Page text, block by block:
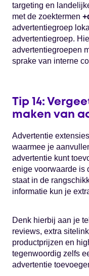
targeting en
met de zoektermen
advertentiegroep
advertentiegroep.
advertentiegroepen
sprake van interne
Tip 14:
maken van
Advertentie
waarmee je
advertentie kunt
enige voorwaarde is
staat in de
informatie kun je
Denk hierbij aan je
reviews, extra
productprijzen en
tegenwoordig zelfs
advertentie